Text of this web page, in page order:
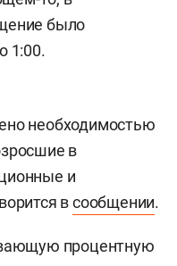
было
1:00.
необходимостью
в
и
всообщении.
процентную